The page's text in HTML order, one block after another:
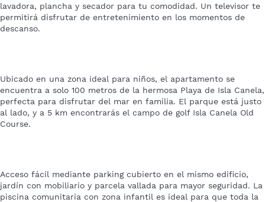
lavadora, plancha y secador para tu comodidad. Un televisor te
permitirá disfrutar de entretenimiento en los momentos de
descanso.
Ubicado en una zona ideal para niños, el apartamento se
encuentra a solo 100 metros de la hermosa Playa de Isla Canela,
perfecta para disfrutar del mar en familia. El parque está justo
al lado, y a 5 km encontrarás el campo de golf Isla Canela Old
Course.
Acceso fácil mediante parking cubierto en el mismo edificio,
jardín con mobiliario y parcela vallada para mayor seguridad. La
piscina comunitaria con zona infantil es ideal para que toda la